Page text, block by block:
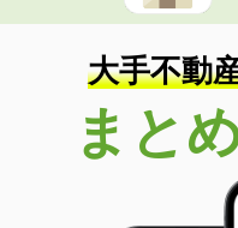
大手不動
まと